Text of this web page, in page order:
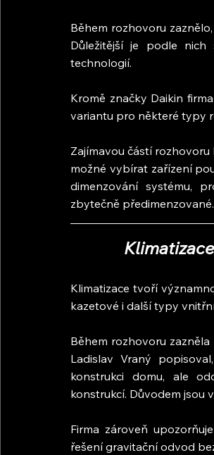
Během rozhovoru
Důležitější je podle
technologií.
Kromě značky Daikin
variantu pro některé typy
Zajímavou částí
možné vybírat zařízení
dimenzování systému,
zbytečně předimenzované.
Klimatizace tvoří
kazetové i další typy
Během rozhovoru
Ladislav Vraný
konstrukci domu, ale
konstrukcí. Důvodem jsou
Firma zároveň
řešení gravitační odvod